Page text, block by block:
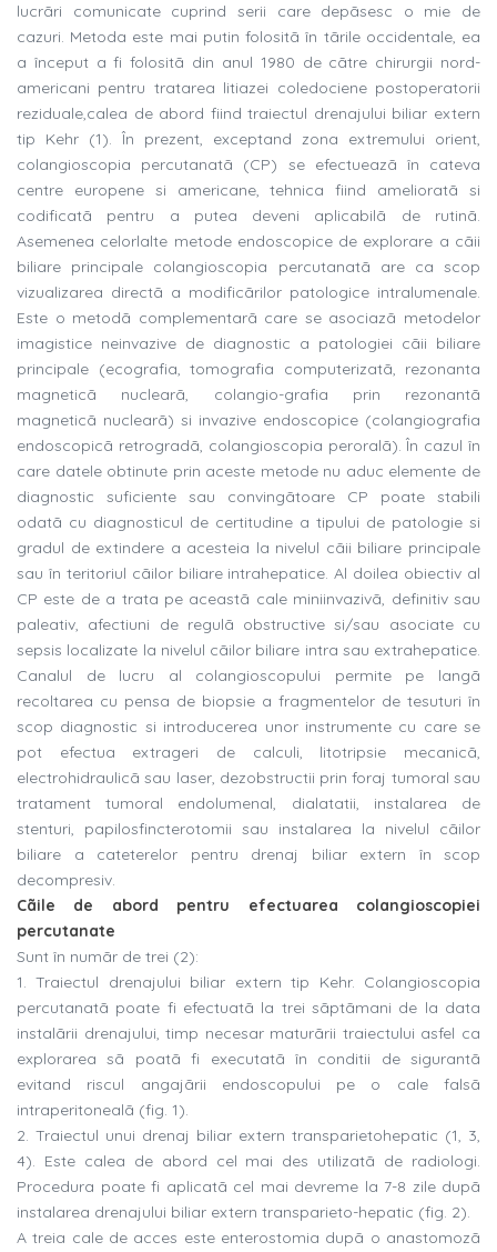
lucrãri comunicate cuprind serii care depãsesc o mie de
cazuri. Metoda este mai putin folositã în tãrile occidentale, ea
a început a fi folositã din anul 1980 de cãtre chirurgii nord-
americani pentru tratarea litiazei coledociene postoperatorii
reziduale,calea de abord fiind traiectul drenajului biliar extern
tip Kehr (1). În prezent, exceptand zona extremului orient,
colangioscopia percutanatã (CP) se efectueazã în cateva
centre europene si americane, tehnica fiind amelioratã si
codificatã pentru a putea deveni aplicabilã de rutinã.
Asemenea celorlalte metode endoscopice de explorare a cãii
biliare principale colangioscopia percutanatã are ca scop
vizualizarea directã a modificãrilor patologice intralumenale.
Este o metodã complementarã care se asociazã metodelor
imagistice neinvazive de diagnostic a patologiei cãii biliare
principale (ecografia, tomografia computerizatã, rezonanta
magneticã nuclearã, colangio-grafia prin rezonantã
magneticã nuclearã) si invazive endoscopice (colangiografia
endoscopicã retrogradã, colangioscopia peroralã). În cazul în
care datele obtinute prin aceste metode nu aduc elemente de
diagnostic suficiente sau convingãtoare CP poate stabili
odatã cu diagnosticul de certitudine a tipului de patologie si
gradul de extindere a acesteia la nivelul cãii biliare principale
sau în teritoriul cãilor biliare intrahepatice. Al doilea obiectiv al
CP este de a trata pe aceastã cale miniinvazivã, definitiv sau
paleativ, afectiuni de regulã obstructive si/sau asociate cu
sepsis localizate la nivelul cãilor biliare intra sau extrahepatice.
Canalul de lucru al colangioscopului permite pe langã
recoltarea cu pensa de biopsie a fragmentelor de tesuturi în
scop diagnostic si introducerea unor instrumente cu care se
pot efectua extrageri de calculi, litotripsie mecanicã,
electrohidraulicã sau laser, dezobstructii prin foraj tumoral sau
tratament tumoral endolumenal, dialatatii, instalarea de
stenturi, papilosfincterotomii sau instalarea la nivelul cãilor
biliare a cateterelor pentru drenaj biliar extern în scop
decompresiv.
Cãile de abord pentru efectuarea colangioscopiei
percutanate
Sunt în numãr de trei (2):
1. Traiectul drenajului biliar extern tip Kehr. Colangioscopia
percutanatã poate fi efectuatã la trei sãptãmani de la data
instalãrii drenajului, timp necesar maturãrii traiectului asfel ca
explorarea sã poatã fi executatã în conditii de sigurantã
evitand riscul angajãrii endoscopului pe o cale falsã
intraperitonealã (fig. 1).
2. Traiectul unui drenaj biliar extern transparietohepatic (1, 3,
4). Este calea de abord cel mai des utilizatã de radiologi.
Procedura poate fi aplicatã cel mai devreme la 7-8 zile dupã
instalarea drenajului biliar extern transparieto-hepatic (fig. 2).
A treia cale de acces este enterostomia dupã o anastomozã